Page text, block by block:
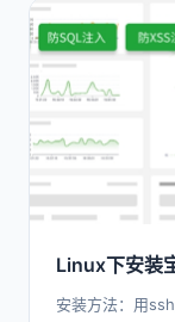
Linux下安装
安装方法：用